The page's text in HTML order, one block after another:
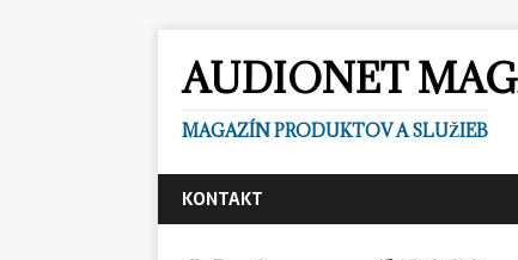
AUDIONET
MAGAZÍN PRODUKTOV A SLUŽIEB
KONTAKT